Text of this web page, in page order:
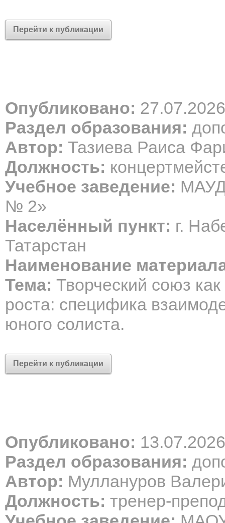
Перейти к публикации
Опубликовано: 27.07.2026
Раздел образования:
Автор: Тазиева Раиса
Должность:
Учебное заведение:
№ 2»
Населённый пункт: г.
Татарстан
Наименование
Тема: Творческий союз
роста: специфика
юного солиста.
Перейти к публикации
Опубликовано: 13.07.2026
Раздел образования:
Автор: Муллануров
Должность: тренер-